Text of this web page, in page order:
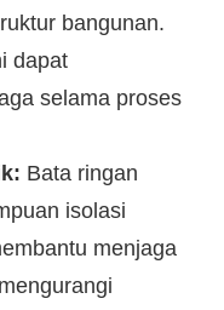
bangunan.
dapat
selama proses
Bata ringan
isolasi
menjaga